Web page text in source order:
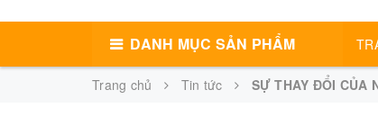
DANH MỤC SẢN PHẨM
Trang chủ Tin tức SỰ THAY ĐỔI CỦA